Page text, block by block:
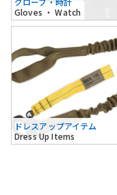
Gloves ・ Watch
ドレスアップアイテム
Dress Up Items